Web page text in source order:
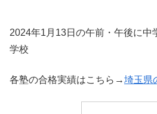
2024年1月13日の午前・午後に中
学校
各塾の合格実績はこちら→埼玉県